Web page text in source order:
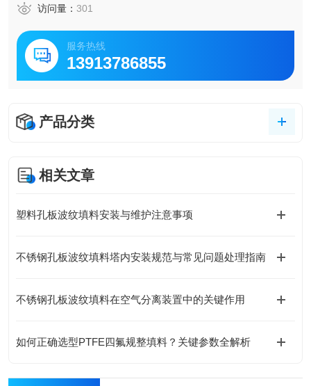
访问量： 301
服务热线
13913786855
产品分类
相关文章
塑料孔板波纹填料安装与维护注意事项
不锈钢孔板波纹填料塔内安装规范与常见问题处理指南
不锈钢孔板波纹填料在空气分离装置中的关键作用
如何正确选型PTFE四氟规整填料？关键参数全解析